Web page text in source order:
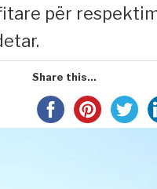
për
Share this...